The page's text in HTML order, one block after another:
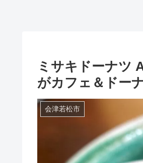
ミサキドーナツ
がカフェ＆ドー
会津若松市